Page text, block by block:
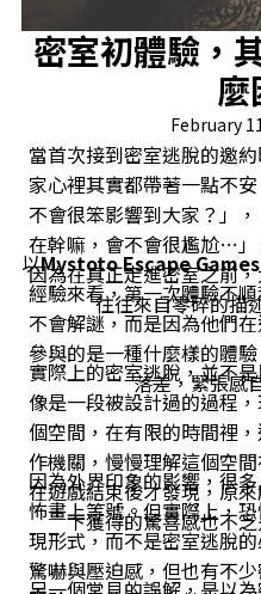
密室初體驗，
麼
February
當首次接到密室逃脫的邀
家心裡其實都帶著一點不
不會很笨影響到大家？」
在幹嘛，會不會很尷尬…」
因為在真正走進密室之前
往往來自零碎的描
以Mystoto Escape
經驗來看，第一次體驗不
不會解謎，而是因為他們
參與的是一種什麼樣的體
落差，緊張感
實際上的密室逃脫，並不
像是一段被設計過的過程
個空間，在有限的時間裡
作機關，慢慢理解這個空
在遊戲結束後才發現，原
下獲得的驚喜感也不
因為外界印象的影響，很
怖畫上等號。但實際上，
現形式，而不是密室逃脫
驚嚇與壓迫感，但也有不